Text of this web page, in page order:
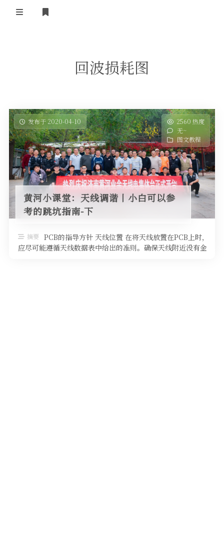
关于黄河
黄河使命
黄河新闻
政策法规
活动竞赛
行业新闻
无线电资料
BA4II
图文教程
视频资料
HAM技巧
软件
器材专区
车载类别
摩托车
编号申请
黄河直播
编号查询
回波损耗图
发布于 2020-04-10
2560 热度
无~
图文教程
黄河小课堂：天线调谐丨小白可以参
考的跳坑指南-下
摘要 PCB的指导方针 天线位置 在将天线放置在PCB上时，
应尽可能遵循天线数据表中给出的准则。确保天线附近没有金